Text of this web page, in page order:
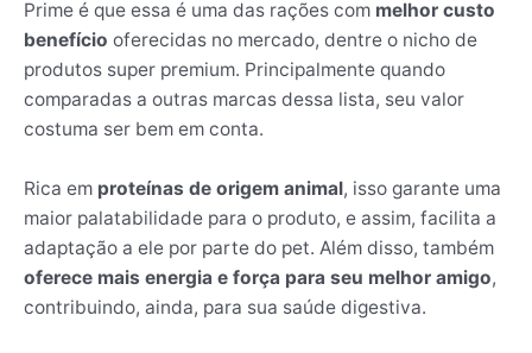
Prime é que essa é uma das rações com melhor custo
benefício oferecidas no mercado, dentre o nicho de
produtos super premium. Principalmente quando
comparadas a outras marcas dessa lista, seu valor
costuma ser bem em conta.
Rica em proteínas de origem animal, isso garante uma
maior palatabilidade para o produto, e assim, facilita a
adaptação a ele por parte do pet. Além disso, também
oferece mais energia e força para seu melhor amigo,
contribuindo, ainda, para sua saúde digestiva.